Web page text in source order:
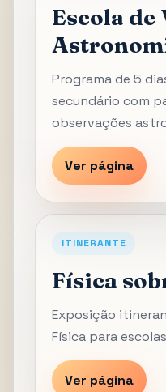
Escola de
Programa de 5
secundário com
observações
Ver página
ITINERANTE
Física
Exposição
Física para
Ver página